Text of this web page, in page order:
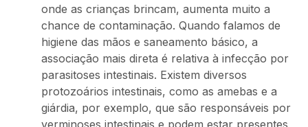
onde as crianças brincam, aumenta muito a
chance de contaminação. Quando falamos de
higiene das mãos e saneamento básico, a
associação mais direta é relativa à infecção por
parasitoses intestinais. Existem diversos
protozoários intestinais, como as amebas e a
giárdia, por exemplo, que são responsáveis por
verminoses intestinais e podem estar presentes